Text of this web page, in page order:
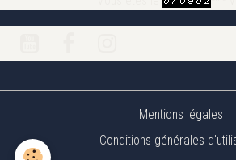
Mentions légales
Conditions générales